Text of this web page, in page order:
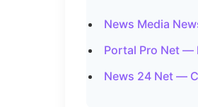
News Media
Portal Pro Net —
News 24 Net —